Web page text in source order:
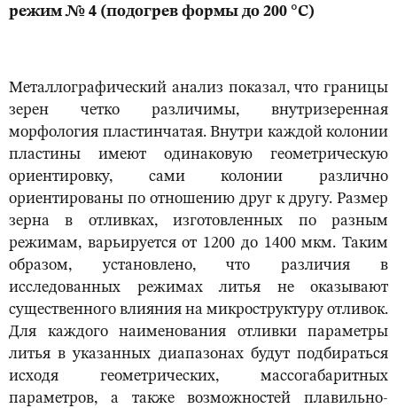
режим № 4 (подогрев формы до 200 °С)
Металлографический анализ показал, что границы
зерен четко различимы, внутризеренная
морфология пластинчатая. Внутри каждой колонии
пластины имеют одинаковую геометрическую
ориентировку, сами колонии различно
ориентированы по отношению друг к другу. Размер
зерна в отливках, изготовленных по разным
режимам, варьируется от 1200 до 1400 мкм. Таким
образом, установлено, что различия в
исследованных режимах литья не оказывают
существенного влияния на микроструктуру отливок.
Для каждого наименования отливки параметры
литья в указанных диапазонах будут подбираться
исходя геометрических, массогабаритных
параметров, а также возможностей плавильно-